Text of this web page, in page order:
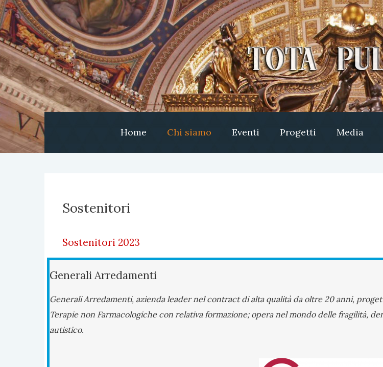
Home Chi siamo Eventi Progetti Media
Sostenitori
Sostenitori 2023
Generali Arredamenti
Generali Arredamenti, azienda leader nel contract di alta qualità da oltre 20 anni,
Terapie non Farmacologiche con relativa formazione; opera nel mondo delle fragilità,
autistico.